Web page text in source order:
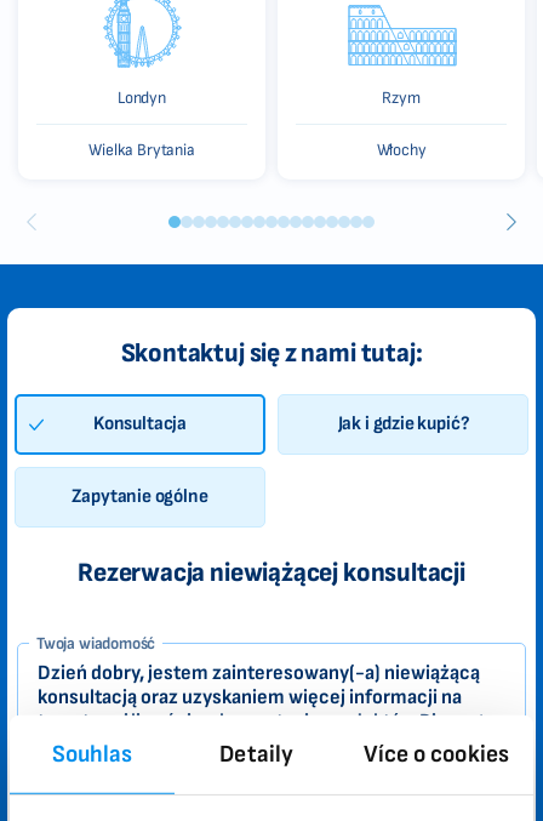
Souhlas Detaily Více o cookies
Londyn
Wielka Brytania
Rzym
Włochy
Skontaktuj się z nami tutaj:
Konsultacja Jak i gdzie kupić?
Zapytanie ogólne
Rezerwacja niewiążącej konsultacji
1-
PL
Zákazník
Twoja wiadomość